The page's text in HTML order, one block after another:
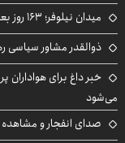
میدان نیلوفر؛ ۱۶۳ روز بعد از موشکباران دشمن متجاوز
ذوالقدر مشاور سیاسی
خبر داغ برای
می‌شود
صدای انفجار و